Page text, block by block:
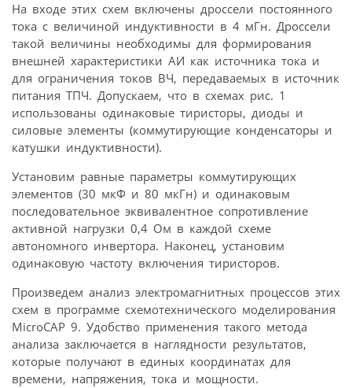
На входе этих схем включены дроссели постоянного
тока с величиной индуктивности в 4 мГн. Дроссели
такой величины необходимы для формирования
внешней характеристики АИ как источника тока и
для ограничения токов ВЧ, передаваемых в источник
питания ТПЧ. Допускаем, что в схемах рис. 1
использованы одинаковые тиристоры, диоды и
силовые элементы (коммутирующие конденсаторы и
катушки индуктивности).
Установим равные параметры коммутирующих
элементов (30 мкФ и 80 мкГн) и одинаковым
последовательное эквивалентное сопротивление
активной нагрузки 0,4 Ом в каждой схеме
автономного инвертора. Наконец, установим
одинаковую частоту включения тиристоров.
Произведем анализ электромагнитных процессов этих
схем в программе схемотехнического моделирования
MicroCAP 9. Удобство применения такого метода
анализа заключается в наглядности результатов,
которые получают в единых координатах для
времени, напряжения, тока и мощности.